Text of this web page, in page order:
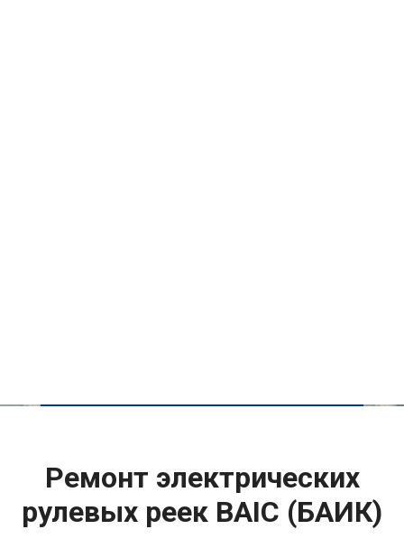
Ремонт электрических
рулевых реек BAIC (БАИК)